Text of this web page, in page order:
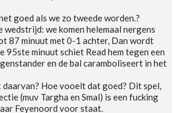
goed als we zo tweede worden.?
wedstrijd: we komen helemaal nergens
87 minuut met 0-1 achter, Dan wordt
95ste minuut schiet Read hem tegen een
en de bal caramboliseert in het
Hoe vooelt dat goed? Dit spel,
(muv Targha en Smal) is een fucking
Feyenoord voor staat.